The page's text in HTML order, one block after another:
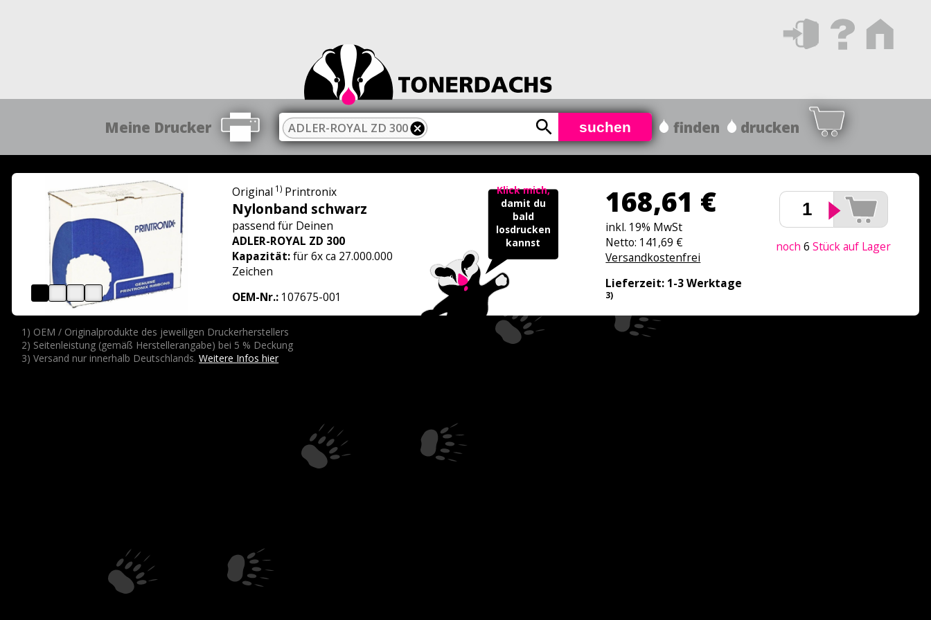
Meine Drucker ADLER-ROYAL ZD 300 suchen finden drucken
Original 1) Printronix
Nylonband schwarz
passend für Deinen
ADLER-ROYAL ZD 300
Kapazität:für 6x ca 27.000.000
Zeichen
OEM-Nr.:107675-001
Klick mich,
damit du
bald
losdrucken
kannst
168,61 €
inkl. 19% MwSt
Netto: 141,69 €
Versandkostenfrei
Lieferzeit: 1-3 Werktage
3)
noch6Stück auf Lager
1) OEM / Originalprodukte des jeweiligen Druckerherstellers
2) Seitenleistung (gemäß Herstellerangabe) bei 5 % Deckung
3) Versand nur innerhalb Deutschlands.Weitere Infos hier